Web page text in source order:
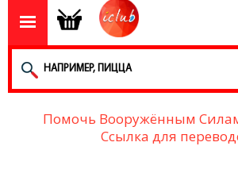
Помочь Вооружённым
Ссылка для